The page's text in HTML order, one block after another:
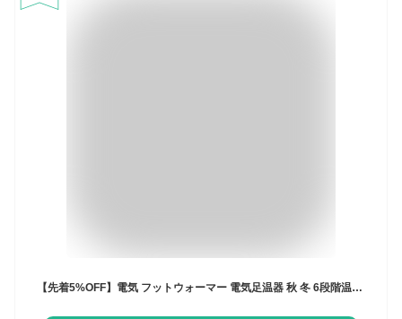
【先着5%OFF】電気 フットウォーマー 電気足温器 秋 冬 6段階温度調節 電気座布団 ホットマット コンセント式足温器 あったかグッズ フットヒーター 足入れ 在宅勤務 テレワーク ミニ 暖かい タイマー機能 丸洗い 寒さ対策 足元暖房 省エネ PSE認証済み プレゼント